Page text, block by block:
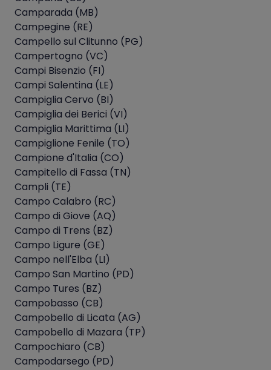
Camparada (MB)
Campegine (RE)
Campello sul Clitunno (PG)
Campertogno (VC)
Campi Bisenzio (FI)
Campi Salentina (LE)
Campiglia Cervo (BI)
Campiglia dei Berici (VI)
Campiglia Marittima (LI)
Campiglione Fenile (TO)
Campione d'Italia (CO)
Campitello di Fassa (TN)
Campli (TE)
Campo Calabro (RC)
Campo di Giove (AQ)
Campo di Trens (BZ)
Campo Ligure (GE)
Campo nell'Elba (LI)
Campo San Martino (PD)
Campo Tures (BZ)
Campobasso (CB)
Campobello di Licata (AG)
Campobello di Mazara (TP)
Campochiaro (CB)
Campodarsego (PD)